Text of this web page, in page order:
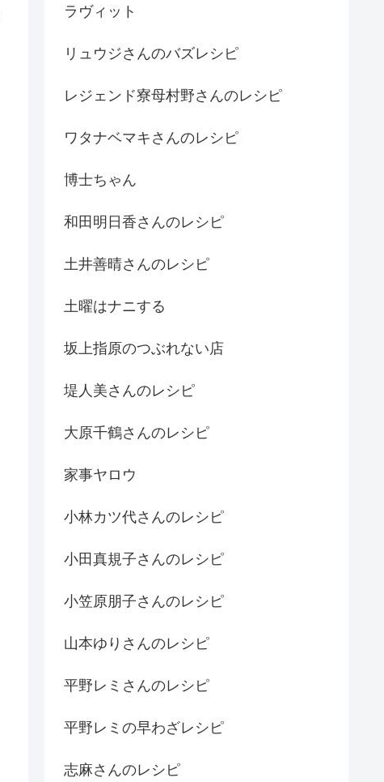
ラヴィット
リュウジさんのバズレシピ
レジェンド寮母村野さんのレシピ
ワタナベマキさんのレシピ
博士ちゃん
和田明日香さんのレシピ
土井善晴さんのレシピ
土曜はナニする
坂上指原のつぶれない店
堤人美さんのレシピ
大原千鶴さんのレシピ
家事ヤロウ
小林カツ代さんのレシピ
小田真規子さんのレシピ
小笠原朋子さんのレシピ
山本ゆりさんのレシピ
平野レミさんのレシピ
平野レミの早わざレシピ
志麻さんのレシピ